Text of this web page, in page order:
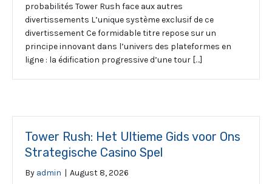
probabilités Tower Rush face aux autres
divertissements L’unique système exclusif de ce
divertissement Ce formidable titre repose sur un
principe innovant dans l’univers des plateformes en
ligne : la édification progressive d’une tour […]
Tower Rush: Het Ultieme Gids voor Ons
Strategische Casino Spel
By admin | August 8, 2026